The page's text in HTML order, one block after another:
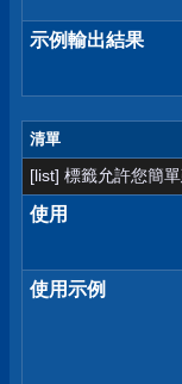
示例輸出結果
清單
[list] 標籤允許您簡
使用
使用示例